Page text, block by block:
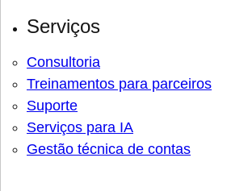
Serviços
Consultoria
Treinamentos para parceiros
Suporte
Serviços para IA
Gestão técnica de contas